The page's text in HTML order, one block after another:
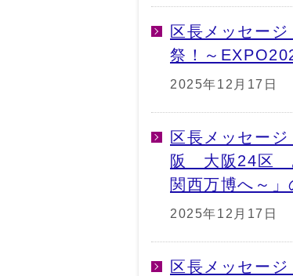
区長メッセー
祭！～
2025年12月17日
区長メッセー
阪 大阪24区
関西万博へ～
2025年12月17日
区長メッセー